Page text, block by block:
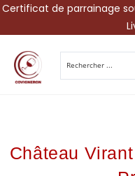
Certificat de parrainage
Château